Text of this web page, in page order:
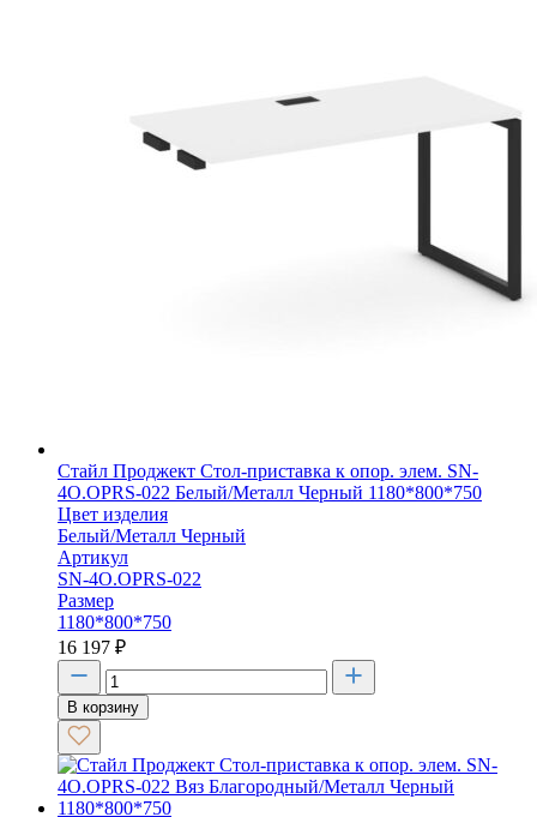
Стайл Проджект Стол-приставка к опор. элем. SN-
4O.OPRS-022 Белый/Металл Черный 1180*800*750
Цвет изделия
Белый/Металл Черный
Артикул
SN-4O.OPRS-022
Размер
1180*800*750
16 197 ₽
В корзину